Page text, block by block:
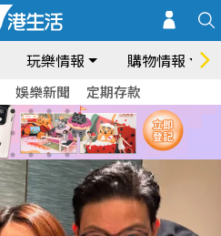
玩樂情報 購物情報
娛樂新聞 定期存款